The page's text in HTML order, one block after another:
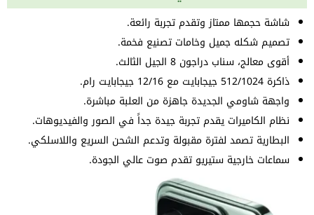
شاشة حجمها ممتاز وتقدم تجربة رائعة.
تصميم شكله جميل وخامات تصنيع فخمة.
أقوى معالج، سناب دراجون 8 الجيل الثالث.
ذاكرة 512/1024 جيجابايت مع 12/16 جيجابايت رام.
واجهة شاومي الجديدة جاهزة من العلبة مباشرة.
نظام الكاميرات يقدم تجربة جيدة جداً في الصور والفيديوهات.
البطارية تصمد لفترة مقبولة وتدعم الشحن السريع واللاسلكي.
سماعات خارجية ستيريو تقدم صوت عالي الجودة.